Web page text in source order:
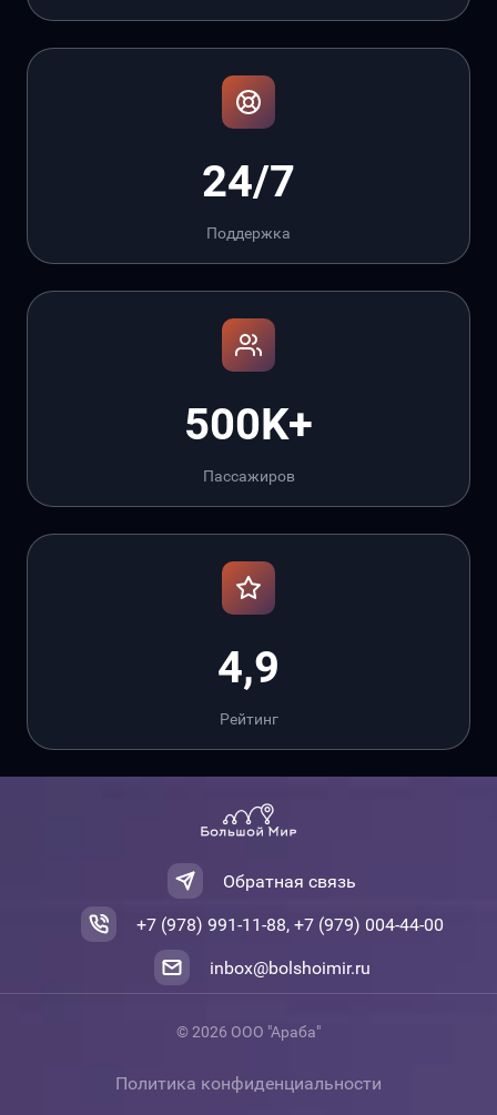
24/7
Поддержка
500K+
Пассажиров
4,9
Рейтинг
Обратная связь
+7 (978) 991-11-88, +7 (979) 004-44-00
inbox@bolshoimir.ru
© 2026 ООО "Араба"
Политика конфиденциальности